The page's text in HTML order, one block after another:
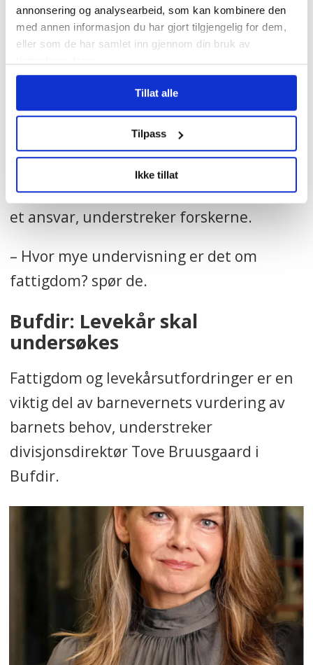
annonsering og analysearbeid, som kan kombinere den
med annen informasjon du har gjort tilgjengelig for dem,
eller som de har samlet inn gjennom din bruk av
Tillat alle
Tilpass
Ikke tillat
som gjør hva, mener hun, men legger
kjapt til:
– I det store regnestykket har det ikke
noe å si hvem som gjør hva. Ansvaret for
fattigdom må hvile på flere instanser, det
må hvile på alle som møter den gruppa.
Her har utdanningsinstitusjonene også
et ansvar, understreker forskerne.
– Hvor mye undervisning er det om
fattigdom? spør de.
Bufdir: Levekår skal
undersøkes
Fattigdom og levekårsutfordringer er en
viktig del av barnevernets vurdering av
barnets behov, understreker
divisjonsdirektør Tove Bruusgaard i
Bufdir.